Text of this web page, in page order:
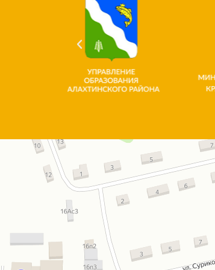
Красноярский край
Улица Богаткова, 1 на карте Красноярского края —